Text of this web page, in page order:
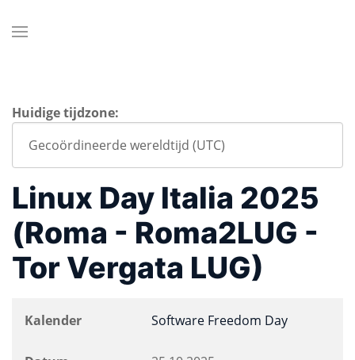
Huidige tijdzone:
Linux Day Italia 2025
(Roma - Roma2LUG -
Tor Vergata LUG)
Kalender Software Freedom Day